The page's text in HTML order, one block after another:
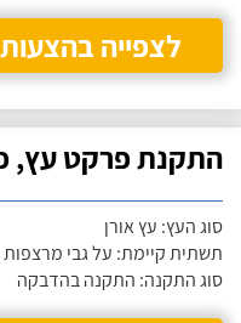
לצפייה
התקנת פרקט עץ,
סוג העץ: עץ אורן
תשתית קיימת: על גבי מרצפות
סוג התקנה: התקנה בהדבקה